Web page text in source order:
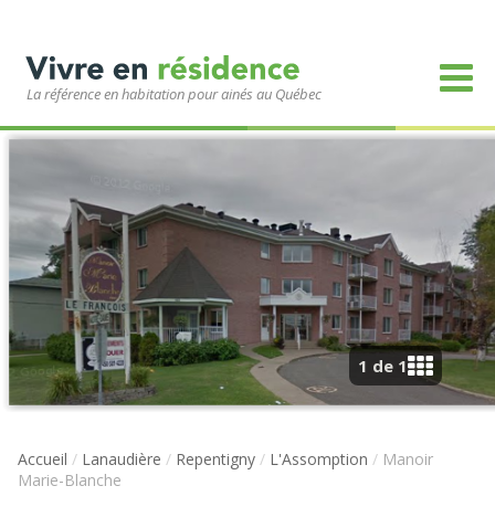
La référence en habitation pour ainés au Québec
1 de 1
Accueil / Lanaudière / Repentigny / L'Assomption / Manoir
Marie-Blanche